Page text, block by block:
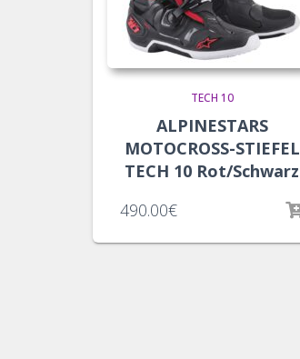
TECH 10
ALPINESTARS
MOTOCROSS-STIEFEL
TECH 10 Rot/Schwarz
490.00€